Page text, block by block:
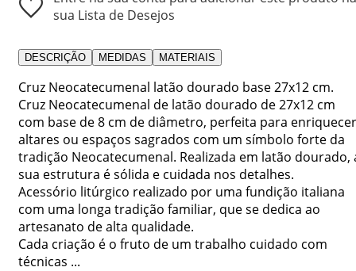
sua Lista de Desejos
DESCRIÇÃO MEDIDAS MATERIAIS
Cruz Neocatecumenal latão dourado base 27x12 cm.
Cruz Neocatecumenal de latão dourado de 27x12 cm
com base de 8 cm de diâmetro, perfeita para enriquecer
altares ou espaços sagrados com um símbolo forte da
tradição Neocatecumenal. Realizada em latão dourado,
sua estrutura é sólida e cuidada nos detalhes.
Acessório litúrgico realizado por uma fundição italiana
com uma longa tradição familiar, que se dedica ao
artesanato de alta qualidade.
Cada criação é o fruto de um trabalho cuidado com
técnicas ...